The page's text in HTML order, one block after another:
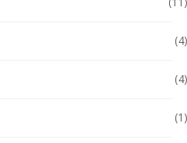
(4)
(4)
(1)